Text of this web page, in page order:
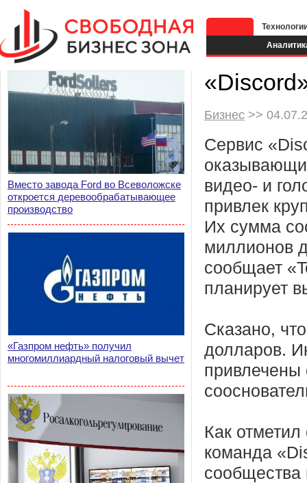
Вместо завода Ford во Всеволожске
откроется деревообрабатывающее
производство
«Газпром нефть» получил
многомиллиардный налоговый вычет
Бизнес >>
Сервис
видео- и
привлек
Их сумма
миллионов
сообщает
планирует
Сказано,
долларов.
привлечены
Как
команда